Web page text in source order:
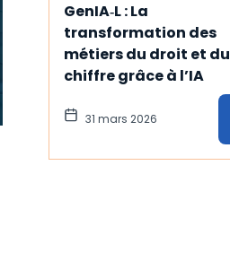
GenIA‑L : La
transformation des
métiers du droit et du
chiffre grâce à l’IA
31 mars 2026